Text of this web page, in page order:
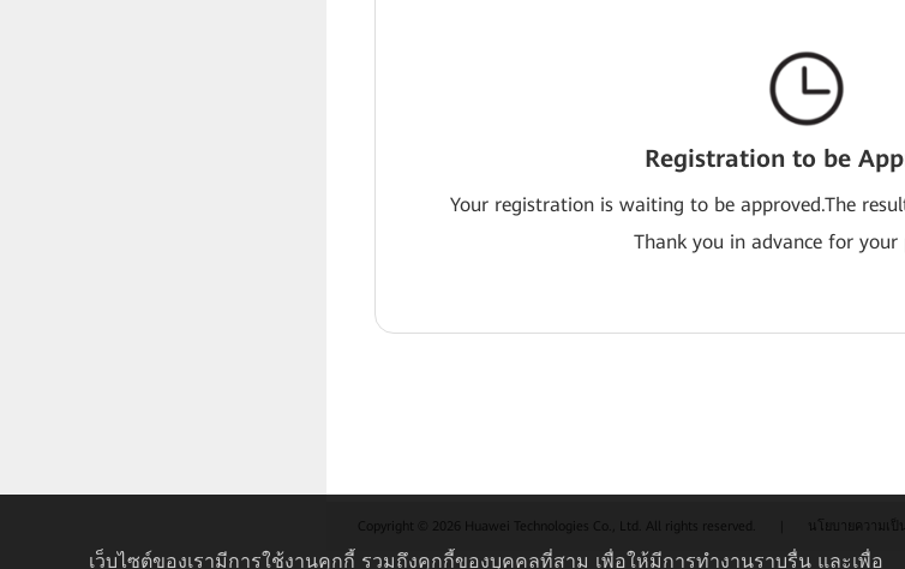
Registration to be
Your registration is waiting to be approved.The
Thank you in advance for your
Copyright © 2026 Huawei Technologies Co., Ltd. All rights reserved. นโยบายความเป็
เว็บไซต์ของเรามีการใช้งานคุกกี้ รวมถึงคุกกี้ของบุคคลที่สาม เพื่อให้มีการทำงานราบรื่น และเพื่อ